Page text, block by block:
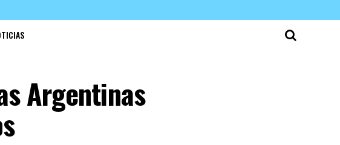
Argentinas